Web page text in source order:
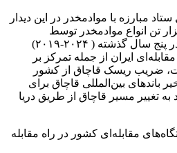
مبارزه با موادمخدر در این دیدار
تن انواع موادمخدر توسط
دستگاه‌های مقابله‌ای کشور در پنج سال گذشته ( ۲۰۲۴-۲۰۱۹)
ایران از جمله تمرکز بر
ضریب ریسک قاچاق از کشور
باندهای بین‌المللی قاچاق برای
تغییر مسیر قاچاق از طریق دریا
دستگاه‌های مقابله‌ای کشور در راه مقابله